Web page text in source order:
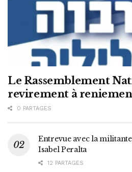
Le Rassemblement
revirement à
0 PARTAGES
Entrevue avec la
Isabel Peralta
12 PARTAGES